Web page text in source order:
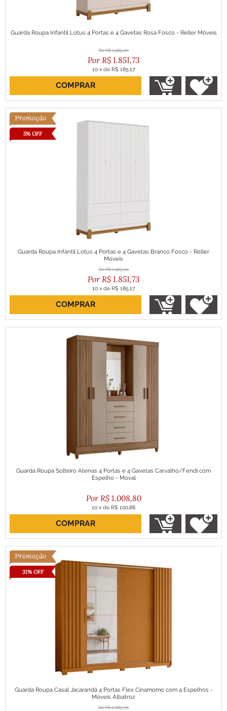
Guarda Roupa Infantil Lotus 4 Portas e 4 Gavetas Rosa Fosco - Reller Móveis
R$ 1.965,00
R$ 1.851,73
10 x de R$ 185,17
ou R$ 1.666,56 no boleto
COMPRAR
5% OFF
Guarda Roupa Infantil Lotus 4 Portas e 4 Gavetas Branco Fosco - Reller
Móveis
R$ 1.965,00
R$ 1.851,73
10 x de R$ 185,17
ou R$ 1.666,56 no boleto
COMPRAR
Guarda Roupa Solteiro Atenas 4 Portas e 4 Gavetas Carvalho/Fendi com
Espelho - Moval
R$ 1.008,80
10 x de R$ 100,88
ou R$ 907,92 no boleto
COMPRAR
31% OFF
Guarda Roupa Casal Jacarandá 4 Portas Flex Cinamomo com 4 Espelhos -
Móveis Albatroz
R$ 2.685,00